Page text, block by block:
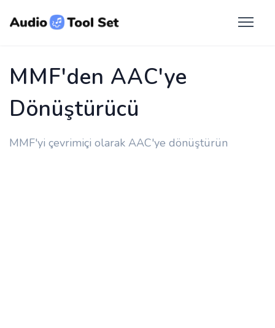
MMF'den AAC'ye
Dönüştürücü
MMF'yi çevrimiçi olarak AAC'ye dönüştürün